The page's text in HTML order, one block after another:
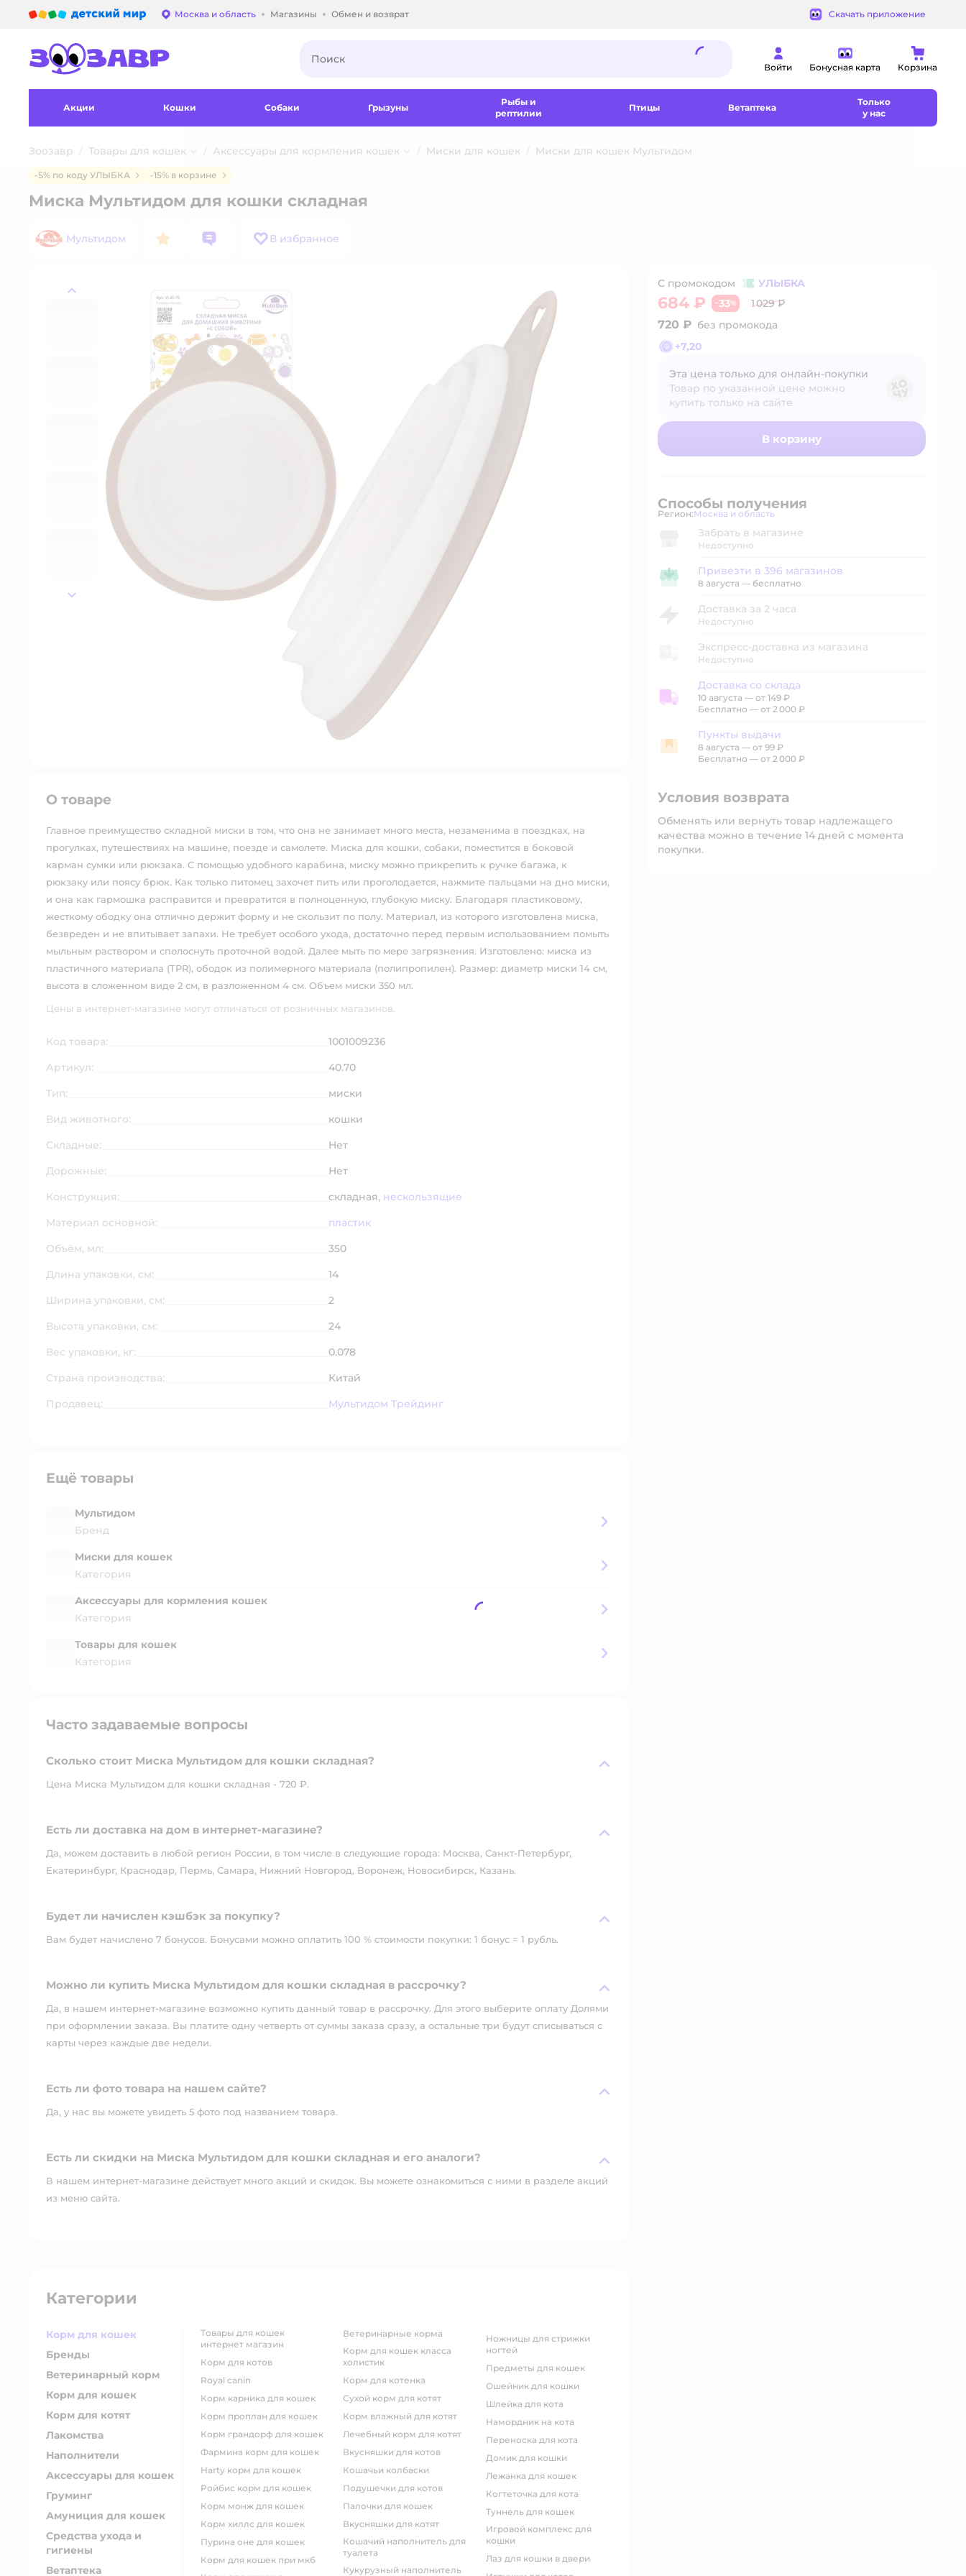
Выбор адреса доставки.
Москва и область Магазины Обмен и возврат Скачать приложение
Войти Бонусная карта Корзина
Акции Кошки Собаки Грызуны
Рыбы и
рептилии
Птицы Ветаптека
Только
у нас
Зоозавр Товары для кошек Аксессуары для кормления кошек Миски для кошек Миски для кошек Мультидом
назад
далее
-5% по коду УЛЫБКА -15% в корзине
Миска Мультидом для кошки складная
Мультидом В избранное
С промокодом УЛЫБКА
684 ₽ −33% 1 029 ₽
720 ₽ без промокода
+7,20
Эта цена только для онлайн‑покупки
Товар по указанной цене можно
купить только на сайте
В корзину
Способы получения
Регион: Выбор адреса доставки.
Москва и область
Забрать в магазине
Недоступно
Привезти в магазин
Привезти в 396 магазинов
8 августа — бесплатно
Доставка за 2 часа
Недоступно
Экспресс-доставка из магазина
Недоступно
Доставка со склада
Доставка со склада
10 августа — от 149 ₽
Бесплатно — от 2 000 ₽
Пункты выдачи
Пункты выдачи
8 августа — от 99 ₽
Бесплатно — от 2 000 ₽
Условия возврата
Обменять или вернуть товар надлежащего
качества можно в течение 14 дней с момента
покупки.
О товаре
Главное преимущество складной миски в том, что она не занимает много места, незаменима в поездках, на
прогулках, путешествиях на машине, поезде и самолете. Миска для кошки, собаки, поместится в боковой
карман сумки или рюкзака. С помощью удобного карабина, миску можно прикрепить к ручке багажа, к
рюкзаку или поясу брюк. Как только питомец захочет пить или проголодается, нажмите пальцами на дно миски,
и она как гармошка расправится и превратится в полноценную, глубокую миску. Благодаря пластиковому,
жесткому ободку она отлично держит форму и не скользит по полу. Материал, из которого изготовлена миска,
безвреден и не впитывает запахи. Не требует особого ухода, достаточно перед первым использованием помыть
мыльным раствором и сполоснуть проточной водой. Далее мыть по мере загрязнения. Изготовлено: миска из
пластичного материала (TPR), ободок из полимерного материала (полипропилен). Размер: диаметр миски 14 см,
высота в сложенном виде 2 см, в разложенном 4 см. Объем миски 350 мл.
Цены в интернет-магазине могут отличаться от розничных магазинов.
Код товара:
1001009236
Артикул:
40.70
Тип:
миски
Вид животного:
кошки
Складные:
Нет
Дорожные:
Нет
Конструкция:
складная, нескользящие
Материал основной:
пластик
Объём, мл:
350
Длина упаковки, см:
14
Ширина упаковки, см:
2
Высота упаковки, см:
24
Вес упаковки, кг:
0.078
Страна производства:
Китай
Продавец:
Мультидом Трейдинг
Ещё товары
Мультидом
Бренд
Миски для кошек
Категория
Аксессуары для кормления кошек
Категория
Товары для кошек
Категория
Часто задаваемые вопросы
Сколько стоит Миска Мультидом для кошки складная?
Цена Миска Мультидом для кошки складная - 720 ₽.
Есть ли доставка на дом в интернет-магазине?
Да, можем доставить в любой регион России, в том числе в следующие города: Москва, Санкт-Петербург,
Екатеринбург, Краснодар, Пермь, Самара, Нижний Новгород, Воронеж, Новосибирск, Казань.
Будет ли начислен кэшбэк за покупку?
Вам будет начислено 7 бонусов. Бонусами можно оплатить 100 % стоимости покупки: 1 бонус = 1 рубль.
Можно ли купить Миска Мультидом для кошки складная в рассрочку?
Да, в нашем интернет-магазине возможно купить данный товар в рассрочку. Для этого выберите оплату Долями
при оформлении заказа. Вы платите одну четверть от суммы заказа сразу, а остальные три будут списываться с
карты через каждые две недели.
Есть ли фото товара на нашем сайте?
Да, у нас вы можете увидеть 5 фото под названием товара.
Есть ли скидки на Миска Мультидом для кошки складная и его аналоги?
В нашем интернет-магазине действует много акций и скидок. Вы можете ознакомиться с ними в разделе акций
из меню сайта.
Категории
Корм для кошек
Бренды
Ветеринарный корм
Корм для кошек
Корм для котят
Лакомства
Наполнители
Аксессуары для кошек
Груминг
Амуниция для кошек
Средства ухода и
гигиены
Ветаптека
товары для кошек
интернет магазин
корм для котов
royal canin
корм карника для кошек
корм проплан для кошек
корм грандорф для кошек
фармина корм для кошек
harty корм для кошек
ройбис корм для кошек
корм монж для кошек
корм хиллс для кошек
пурина оне для кошек
корм для кошек при мкб
ветеринарные корма
корм для кошек класса
холистик
корм для котенка
сухой корм для котят
корм влажный для котят
лечебный корм для котят
вкусняшки для котов
кошачьи колбаски
подушечки для котов
палочки для кошек
вкусняшки для котят
кошачий наполнитель для
туалета
кукурузный наполнитель
ножницы для стрижки
ногтей
предметы для кошек
ошейник для кошки
шлейка для кота
намордник на кота
переноска для кота
домик для кошки
лежанка для кошек
когтеточка для кота
туннель для кошек
игровой комплекс для
кошки
лаз для кошки в двери